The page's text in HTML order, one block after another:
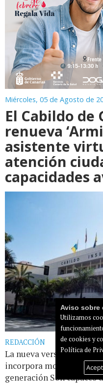
Miércoles, 05 de Agosto de
El Cabildo de
renueva
asistente
atención
capacidades
REDACCIÓN
La nueva versión del
incorpora modelos de
generación Son capaces
Aviso sobre
Utilizamos
de cookies y
Política de